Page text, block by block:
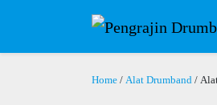
Home / Alat Drumband /